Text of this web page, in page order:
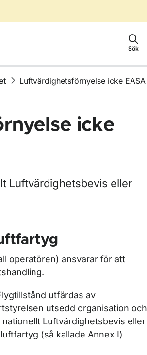
Sök
Luftvärdighetsförnyelse icke EASA
icke
Luftvärdighetsbevis eller
operatören) ansvarar för att
utfärdas av
utsedd organisation och
Luftvärdighetsbevis eller
(så kallade Annex I)